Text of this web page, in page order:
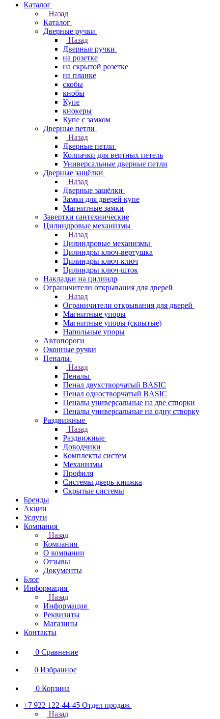
Каталог
Назад
Каталог
Дверные ручки
Назад
Дверные ручки
на розетке
на скрытой розетке
на планке
скобы
кнобы
Купе
кнокеры
Купе с замком
Дверные петли
Назад
Дверные петли
Колпачки для вертных петель
Универсальные дверные петли
Дверные защёлки
Назад
Дверные защёлки
Замки для дверей купе
Магнитные замки
Завертки сантехнические
Цилиндровые механизмы
Назад
Цилиндровые механизмы
Цилиндры ключ-вертушка
Цилиндры ключ-ключ
Цилиндры ключ-шток
Накладки на цилиндр
Ограничители открывания для дверей
Назад
Ограничители открывания для дверей
Магнитные упоры
Магнитные упоры (скрытые)
Напольные упоры
Автопороги
Оконные ручки
Пеналы
Назад
Пеналы
Пенал двухстворчатый BASIC
Пенал одностворчатый BASIC
Пеналы универсальные на две створки
Пеналы универсальные на одну створку
Раздвижные
Назад
Раздвижные
Доводчики
Комплекты систем
Механизмы
Профиля
Системы дверь-книжка
Скрытые системы
Бренды
Акции
Услуги
Компания
Назад
Компания
О компании
Отзывы
Документы
Блог
Информация
Назад
Информация
Реквизиты
Магазины
Контакты
0 Сравнение
0 Избранное
0 Корзина
+7 922 122-44-45 Отдел продаж
Назад